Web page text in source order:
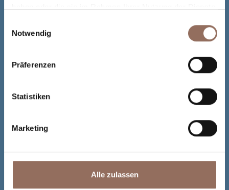
Notwendig
Präferenzen
Statistiken
Marketing
Alle zulassen